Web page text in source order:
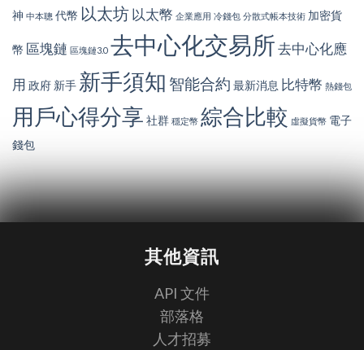
神 中本聰 代幣 以太坊 以太幣 企業應用 冷錢包 分散式帳本技術 加密貨
幣 區塊鏈 區塊鏈3.0 去中心化交易所 去中心化應
用 政府 新手 新手須知 智能合約 最新消息 比特幣 熱錢包
用戶心得分享 社群 穩定幣 綜合比較 虛擬貨幣 電子
錢包
其他資訊
API 文件
部落格
人才招募